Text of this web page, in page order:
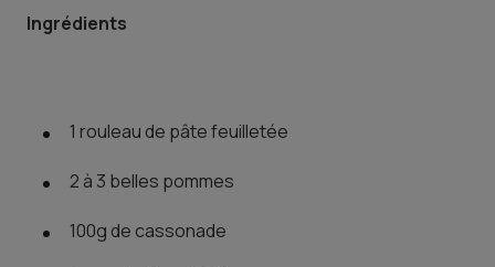
Ingrédients
1 rouleau de pâte feuilletée
2 à 3 belles pommes
100g de cassonade